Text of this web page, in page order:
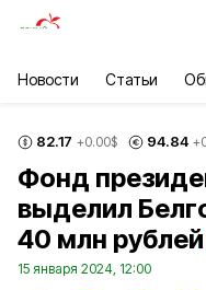
Новости Статьи
82.17 +0.00$ 94.84
Фонд
выделил
40 млн рублей
15 января 2024, 12:00